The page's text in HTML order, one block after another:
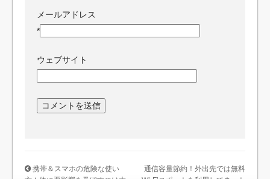
メールアドレス
*
ウェブサイト
携帯＆スマホの危険な使い
通信容量節約！外出先では無料